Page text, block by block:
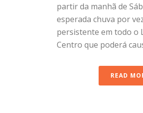
partir da manhã de
esperada chuva por
persistente em todo o
Centro que poderá
READ